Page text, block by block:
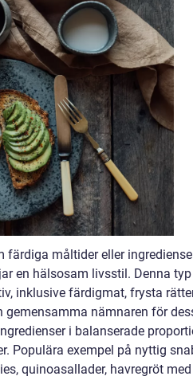
färdiga måltider eller
en hälsosam livsstil. Denna
inklusive färdigmat, frysta
gemensamma nämnaren för
i balanserade
Populära exempel på nyttig
quinoasallader, havregröt med